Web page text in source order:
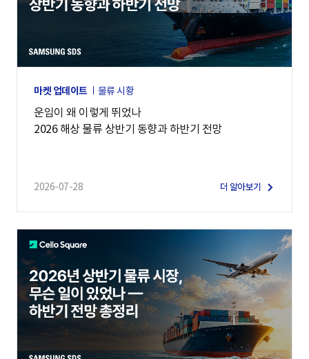
마켓 업데이트 물류 시황
운임이 왜 이렇게 뛰었나
2026 해상 물류 상반기 동향과 하반기 전망
2026-07-28 더 알아보기